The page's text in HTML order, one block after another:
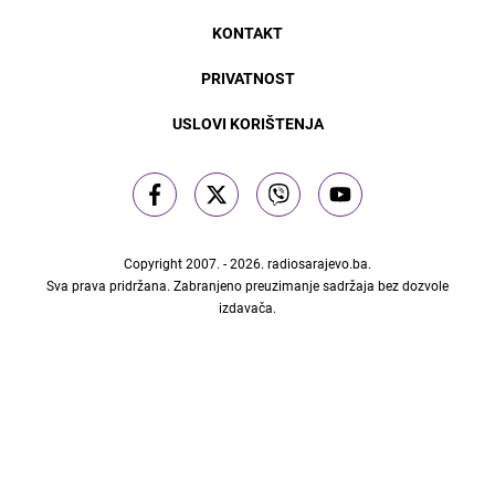
KONTAKT
PRIVATNOST
USLOVI KORIŠTENJA
Copyright 2007. - 2026. radiosarajevo.ba.
Sva prava pridržana. Zabranjeno preuzimanje sadržaja bez dozvole
izdavača.